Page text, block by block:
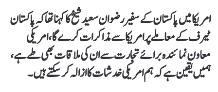
امریکا میں پاکستان کے سفیر رضوان سعید شیخ کا کہنا تھا کہ پاکستان
ٹیرف کے معاملے پر امریکا سے مذاکرات کرے گا، امریکی
معاون نمائندہ برائے تجارت سے ان کی ملاقات بھی طے ہے،
ہمیں یقین ہےکہ ہم امریکی خدشات کا ازالہ کرسکتے ہیں۔